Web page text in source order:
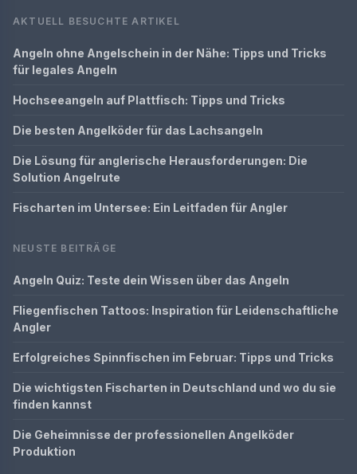
AKTUELL BESUCHTE ARTIKEL
Angeln ohne Angelschein in der Nähe: Tipps und Tricks
für legales Angeln
Hochseeangeln auf Plattfisch: Tipps und Tricks
Die besten Angelköder für das Lachsangeln
Die Lösung für anglerische Herausforderungen: Die
Solution Angelrute
Fischarten im Untersee: Ein Leitfaden für Angler
NEUSTE BEITRÄGE
Angeln Quiz: Teste dein Wissen über das Angeln
Fliegenfischen Tattoos: Inspiration für Leidenschaftliche
Angler
Erfolgreiches Spinnfischen im Februar: Tipps und Tricks
Die wichtigsten Fischarten in Deutschland und wo du sie
finden kannst
Die Geheimnisse der professionellen Angelköder
Produktion